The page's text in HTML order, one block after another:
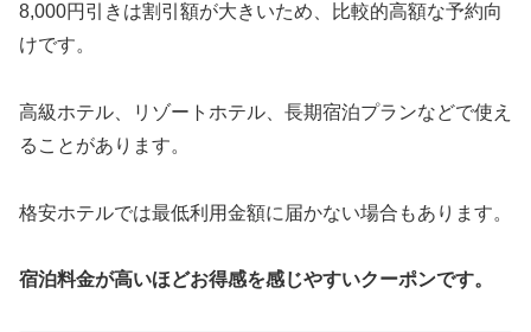
8,000円引きは割引額が大きいため、比較的高額な予約向
けです。
高級ホテル、リゾートホテル、長期宿泊プランなどで使え
ることがあります。
格安ホテルでは最低利用金額に届かない場合もあります。
宿泊料金が高いほどお得感を感じやすいクーポンです。